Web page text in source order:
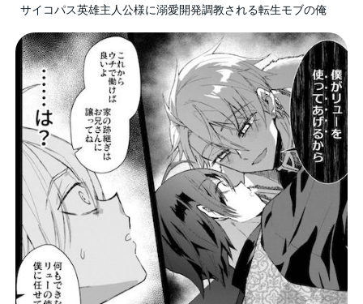
サイコパス英雄主人公様に溺愛開発調教される転生モブの俺